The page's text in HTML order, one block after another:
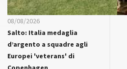
08/08/2026
Salto: Italia medaglia
d’argento a squadre agli
Europei 'veterans' di